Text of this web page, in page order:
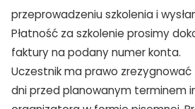
przeprowadzeniu szkolenia i
Płatność za szkolenie prosimy
faktury na podany numer konta.
Uczestnik ma prawo zrezygnować
dni przed planowanym terminem